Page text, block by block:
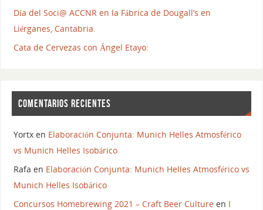
Día del Soci@ ACCNR en la Fábrica de Dougall’s en
Liérganes, Cantabria.
Cata de Cervezas con Ángel Etayo:
COMENTARIOS RECIENTES
Yortxen Elaboración Conjunta: Munich Helles Atmosférico
vs Munich Helles Isobárico
Rafa en Elaboración Conjunta: Munich Helles Atmosférico vs
Munich Helles Isobárico
Concursos Homebrewing 2021 – Craft Beer Cultureen I